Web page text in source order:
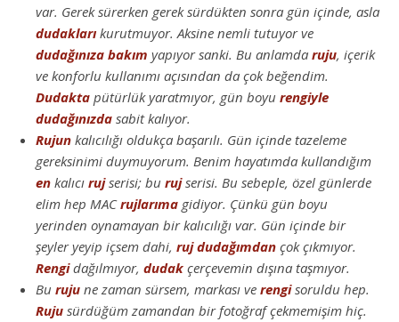
var. Gerek sürerken gerek sürdükten sonra gün içinde, asla
dudaklarıkurutmuyor. Aksine nemli tutuyor ve
dudağınıza bakım yapıyor sanki. Bu anlamda ruju, içerik
ve konforlu kullanımı açısından da çok beğendim.
Dudakta pütürlük yaratmıyor, gün boyu rengiyle
dudağınızda sabit kalıyor.
Rujun kalıcılığı oldukça başarılı. Gün içinde tazeleme
gereksinimi duymuyorum. Benim hayatımda kullandığım
en kalıcı rujserisi; bu rujserisi. Bu sebeple, özel günlerde
elim hep MACrujlarıma gidiyor. Çünkü gün boyu
yerinden oynamayan bir kalıcılığı var. Gün içinde bir
şeyler yeyip içsem dahi, ruj dudağımdan çok çıkmıyor.
Rengidağılmıyor, dudak çerçevemin dışına taşmıyor.
Bu ruju ne zaman sürsem, markası ve rengisoruldu hep.
Ruju sürdüğüm zamandan bir fotoğraf çekmemişim hiç.